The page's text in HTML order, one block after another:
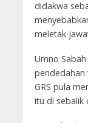
didakwa
meletak
Umno
pendedahan
GRS pula
itu di sebalik